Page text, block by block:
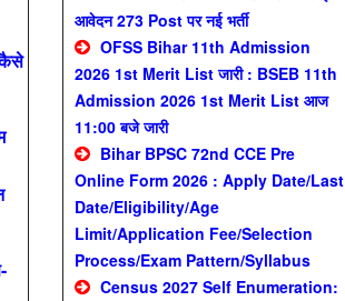
आवेदन 273 Post पर नई भर्ती
OFSS Bihar 11th Admission
2026 1st Merit List जारी : BSEB 11th
Admission 2026 1st Merit List आज
11:00 बजे जारी
Bihar BPSC 72nd CCE Pre
Online Form 2026 : Apply Date/Last
Date/Eligibility/Age
Limit/Application Fee/Selection
Process/Exam Pattern/Syllabus
Census 2027 Self Enumeration: